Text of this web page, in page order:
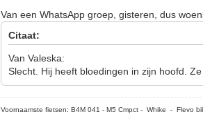
Van een WhatsApp groep, gisteren, dus
Citaat:
Van Valeska:
Slecht. Hij heeft bloedingen in zijn hoofd.
Voornaamste fietsen: B4M 041 - M5 Cmpct - Whike - Flevo